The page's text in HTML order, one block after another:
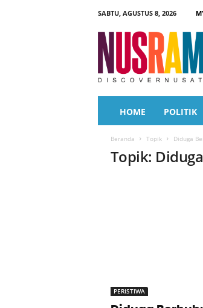
SABTU, AGUSTUS 8, 2026
a
HOME POLITIK
Beranda Topik Diduga
Topik:
PERISTIWA